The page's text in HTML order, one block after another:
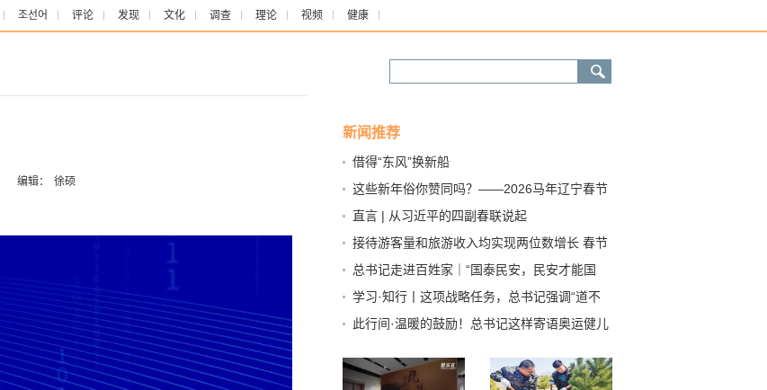
조선어 评论 发现 文化 调查 理论 视频 健康
编辑： 徐硕
新闻推荐
借得“东风”换新船
这些新年俗你赞同吗？——2026马年辽宁春节
观察
直言 | 从习近平的四副春联说起
接待游客量和旅游收入均实现两位数增长 春节
假期辽宁文旅市场策马扬鞭
总书记走进百姓家｜“国泰民安，民安才能国
泰”
学习·知行丨这项战略任务，总书记强调“道不
变、志不改”
此行间·温暖的鼓励！总书记这样寄语奥运健儿